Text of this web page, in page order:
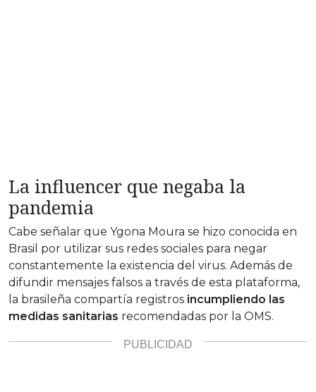
La influencer que negaba la
pandemia
Cabe señalar que Ygona Moura se hizo conocida en
Brasil por utilizar sus redes sociales para negar
constantemente la existencia del virus. Además de
difundir mensajes falsos a través de esta plataforma,
la brasileña compartía registros incumpliendo las
medidas sanitarias recomendadas por la OMS.